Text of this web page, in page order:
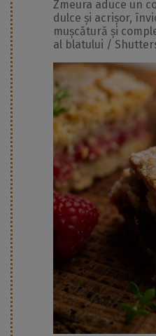
Zmeura aduce un
dulce și acrișor,
mușcătură și
al blatului /